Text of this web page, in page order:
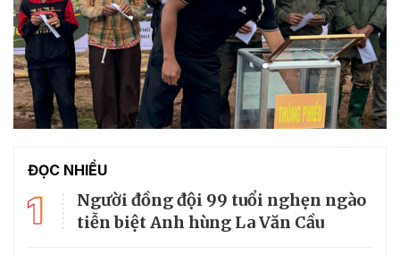
ĐỌC NHIỀU
1
Người đồng đội 99 tuổi nghẹn ngào
tiễn biệt Anh hùng La Văn Cầu